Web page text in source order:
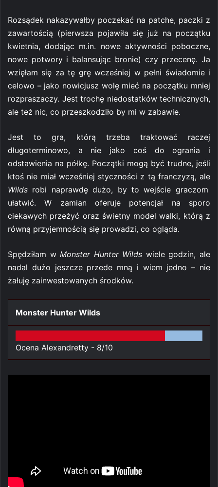
Rozsądek nakazywałby poczekać na patche, paczki z
zawartością (pierwsza pojawiła się już na początku
kwietnia, dodając m.in. nowe aktywności poboczne,
nowe potwory i balansując bronie) czy przecenę. Ja
wzięłam się za tę grę wcześniej w pełni świadomie i
celowo – jako nowicjusz wolę mieć na początku mniej
rozpraszaczy. Jest trochę niedostatków technicznych,
ale też nic, co przeszkodziło by mi w zabawie.
Jest to gra, którą trzeba traktować raczej
długoterminowo, a nie jako coś do ogrania i
odstawienia na półkę. Początki mogą być trudne, jeśli
ktoś nie miał wcześniej styczności z tą franczyzą, ale
Wilds robi naprawdę dużo, by to wejście graczom
ułatwić. W zamian oferuje potencjał na sporo
ciekawych przeżyć oraz świetny model walki, którą z
równą przyjemnością się prowadzi, co ogląda.
Spędziłam w Monster Hunter Wilds wiele godzin, ale
nadal dużo jeszcze przede mną i wiem jedno – nie
żałuję zainwestowanych środków.
Monster Hunter Wilds
Ocena Alexandretty - 8/10